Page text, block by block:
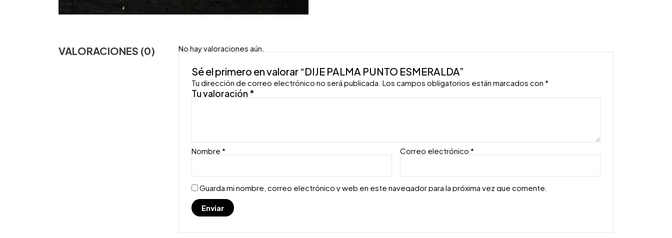
VALORACIONES (0) No hay valoraciones aún.
Sé el primero en valorar “DIJE PALMA PUNTO ESMERALDA”
Tu dirección de correo electrónico no será publicada. Los campos obligatorios están marcados con*
Tu valoración *
Nombre* Correo electrónico*
Guarda mi nombre, correo electrónico y web en este navegador para la próxima vez que comente.